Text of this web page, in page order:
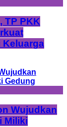
TP PKK
Keluarga
Wujudkan
Miliki